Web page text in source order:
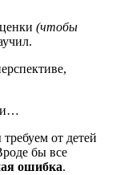
(чтобы
от детей
бы все
ошибка.